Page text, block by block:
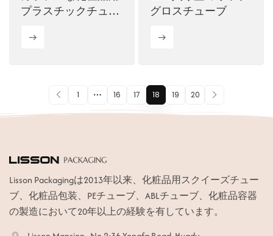
プラスチックチュー
ーキャップ付き
グロスチューブ
1 16 17 18 19 20
Lisson Packagingは2013年以来、化粧品用スクイーズチュー
ブ、化粧品包装、PEチューブ、ABLチューブ、化粧品容器
の製造において20年以上の経験を有しています。